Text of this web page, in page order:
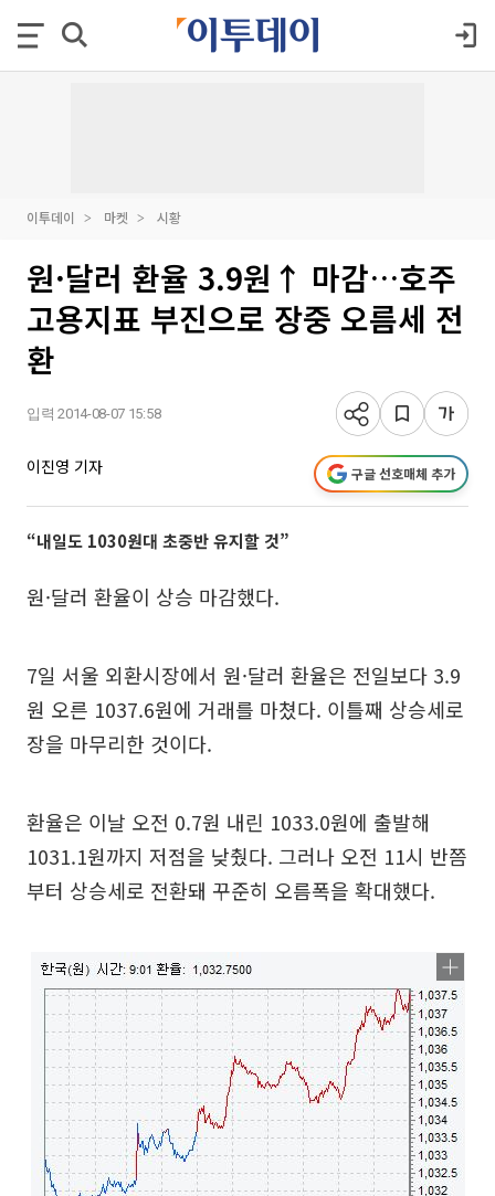
이투데이 마켓 시황
원·달러 환율 3.9원↑ 마감…호주
고용지표 부진으로 장중 오름세 전
환
입력 2014-08-07 15:58
이진영 기자 구글 선호매체 추가
“내일도 1030원대 초중반 유지할 것”
원·달러 환율이 상승 마감했다.
7일 서울 외환시장에서 원·달러 환율은 전일보다 3.9
원 오른 1037.6원에 거래를 마쳤다. 이틀째 상승세로
장을 마무리한 것이다.
환율은 이날 오전 0.7원 내린 1033.0원에 출발해
1031.1원까지 저점을 낮췄다. 그러나 오전 11시 반쯤
부터 상승세로 전환돼 꾸준히 오름폭을 확대했다.